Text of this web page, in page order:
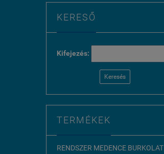
KERESŐ
Kifejezés:
Keresés
TERMÉKEK
RENDSZER MEDENCE BURKOLAT